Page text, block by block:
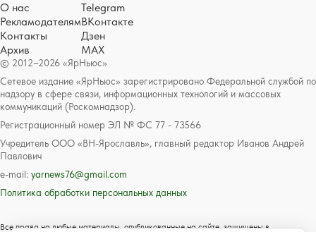
© 2012–2026 «ЯрНьюс»
Сетевое издание «ЯрНьюс» зарегистрировано Федеральной службой по
надзору в сфере связи, информационных технологий и массовых
коммуникаций (Роскомнадзор).
Регистрационный номер ЭЛ № ФС 77 - 73566
Учредитель ООО «ВН-Ярославль», главный редактор Иванов Андрей
Павлович
e-mail: yarnews76@gmail.com
Политика обработки персональных данных
Все права на любые материалы, опубликованные на сайте, защищены в
О нас
Рекламодателям
Контакты
Архив
Telegram
ВКонтакте
Дзен
MAX